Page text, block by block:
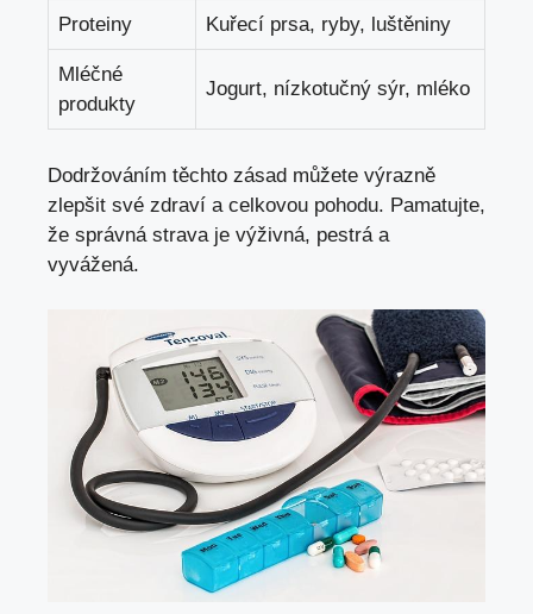
Proteiny Kuřecí prsa, ryby, luštěniny
Mléčné
produkty
Jogurt, nízkotučný sýr, mléko
Dodržováním těchto zásad můžete výrazně
zlepšit své zdraví a celkovou pohodu. Pamatujte,
že správná strava je výživná, pestrá a
vyvážená.